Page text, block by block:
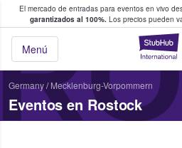
El mercado de entradas para eventos en vivo
garantizados al 100%. Los precios pueden
Menú
y venta de entradas
Germany/ Mecklenburg-Vorpommern
Eventos en Rostock